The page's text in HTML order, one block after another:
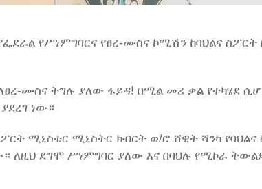
የሥነምግባርና የፀረ-ሙስና ኮሚሽን ከባህልና
ሙስና ትግሉ ያለው ፋይዳ! በሚል መሪ ቃል የተካሄደ
ነው።
ሚኒስቴር ሚኒስትር ክብርት ወ/ሮ ሸዊት ሻንካ የባህልና
ለዚህ ደግሞ ሥነምግባር ያለው እና በባህሉ የሚኮራ